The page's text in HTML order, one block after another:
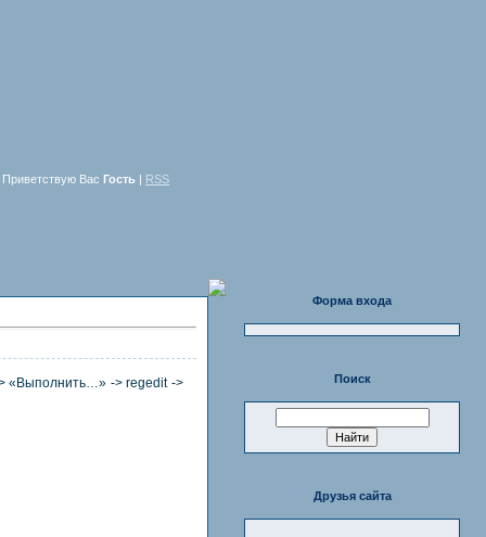
Приветствую Вас Гость | RSS
«Выполнить…» -> regedit ->
Форма входа
Поиск
Друзья сайта